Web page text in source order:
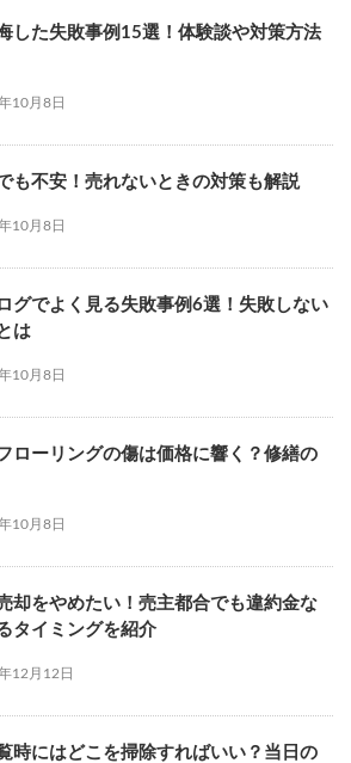
した失敗事例15選！体験談や対策方法
10月8日
も不安！売れないときの対策も解説
10月8日
グでよく見る失敗事例6選！失敗しない
は
10月8日
ローリングの傷は価格に響く？修繕の
10月8日
却をやめたい！売主都合でも違約金な
タイミングを紹介
12月12日
時にはどこを掃除すればいい？当日の